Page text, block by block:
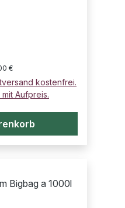
€
kostenfrei.
Aufpreis.